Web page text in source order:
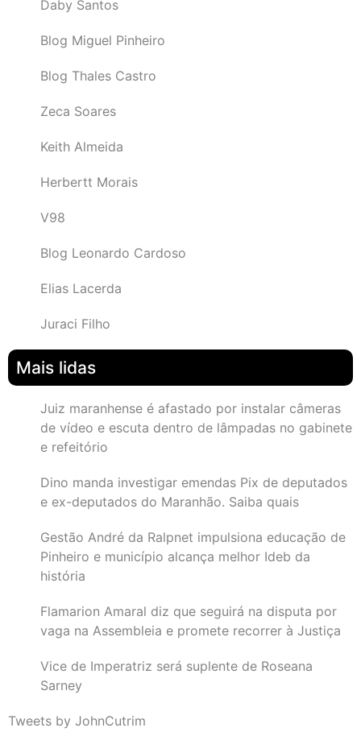
Daby Santos
Blog Miguel Pinheiro
Blog Thales Castro
Zeca Soares
Keith Almeida
Herbertt Morais
V98
Blog Leonardo Cardoso
Elias Lacerda
Juraci Filho
Mais lidas
Juiz maranhense é afastado por instalar câmeras
de vídeo e escuta dentro de lâmpadas no gabinete
e refeitório
Dino manda investigar emendas Pix de deputados
e ex-deputados do Maranhão. Saiba quais
Gestão André da Ralpnet impulsiona educação de
Pinheiro e município alcança melhor Ideb da
história
Flamarion Amaral diz que seguirá na disputa por
vaga na Assembleia e promete recorrer à Justiça
Vice de Imperatriz será suplente de Roseana
Sarney
Tweets by JohnCutrim